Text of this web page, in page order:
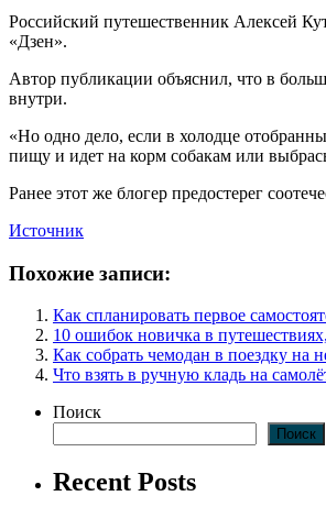
Российский путешественник Алексей
«Дзен».
Автор публикации объяснил, что в
внутри.
«Но одно дело, если в холодце
пищу и идет на корм собакам или
Ранее этот же блогер предостерег
Источник
Похожие записи:
Как спланировать первое
10 ошибок новичка в
Как собрать чемодан в поездку на
Что взять в ручную кладь на
Поиск
Поиск
Recent Posts